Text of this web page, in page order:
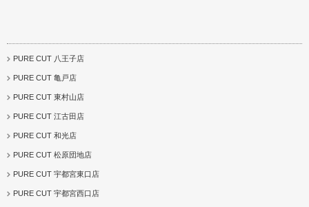
PURE CUT 八王子店
PURE CUT 亀戸店
PURE CUT 東村山店
PURE CUT 江古田店
PURE CUT 和光店
PURE CUT 松原団地店
PURE CUT 宇都宮東口店
PURE CUT 宇都宮西口店